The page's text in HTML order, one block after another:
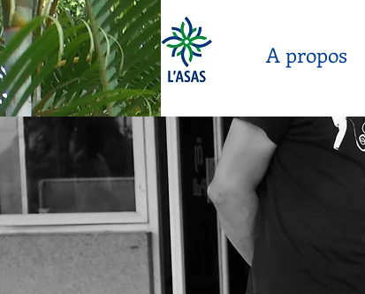
A propos